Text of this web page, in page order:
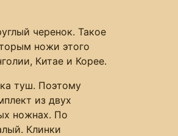
черенок. Такое
ножи этого
Китае и Корее.
туш. Поэтому
из двух
ножнах. По
Клинки